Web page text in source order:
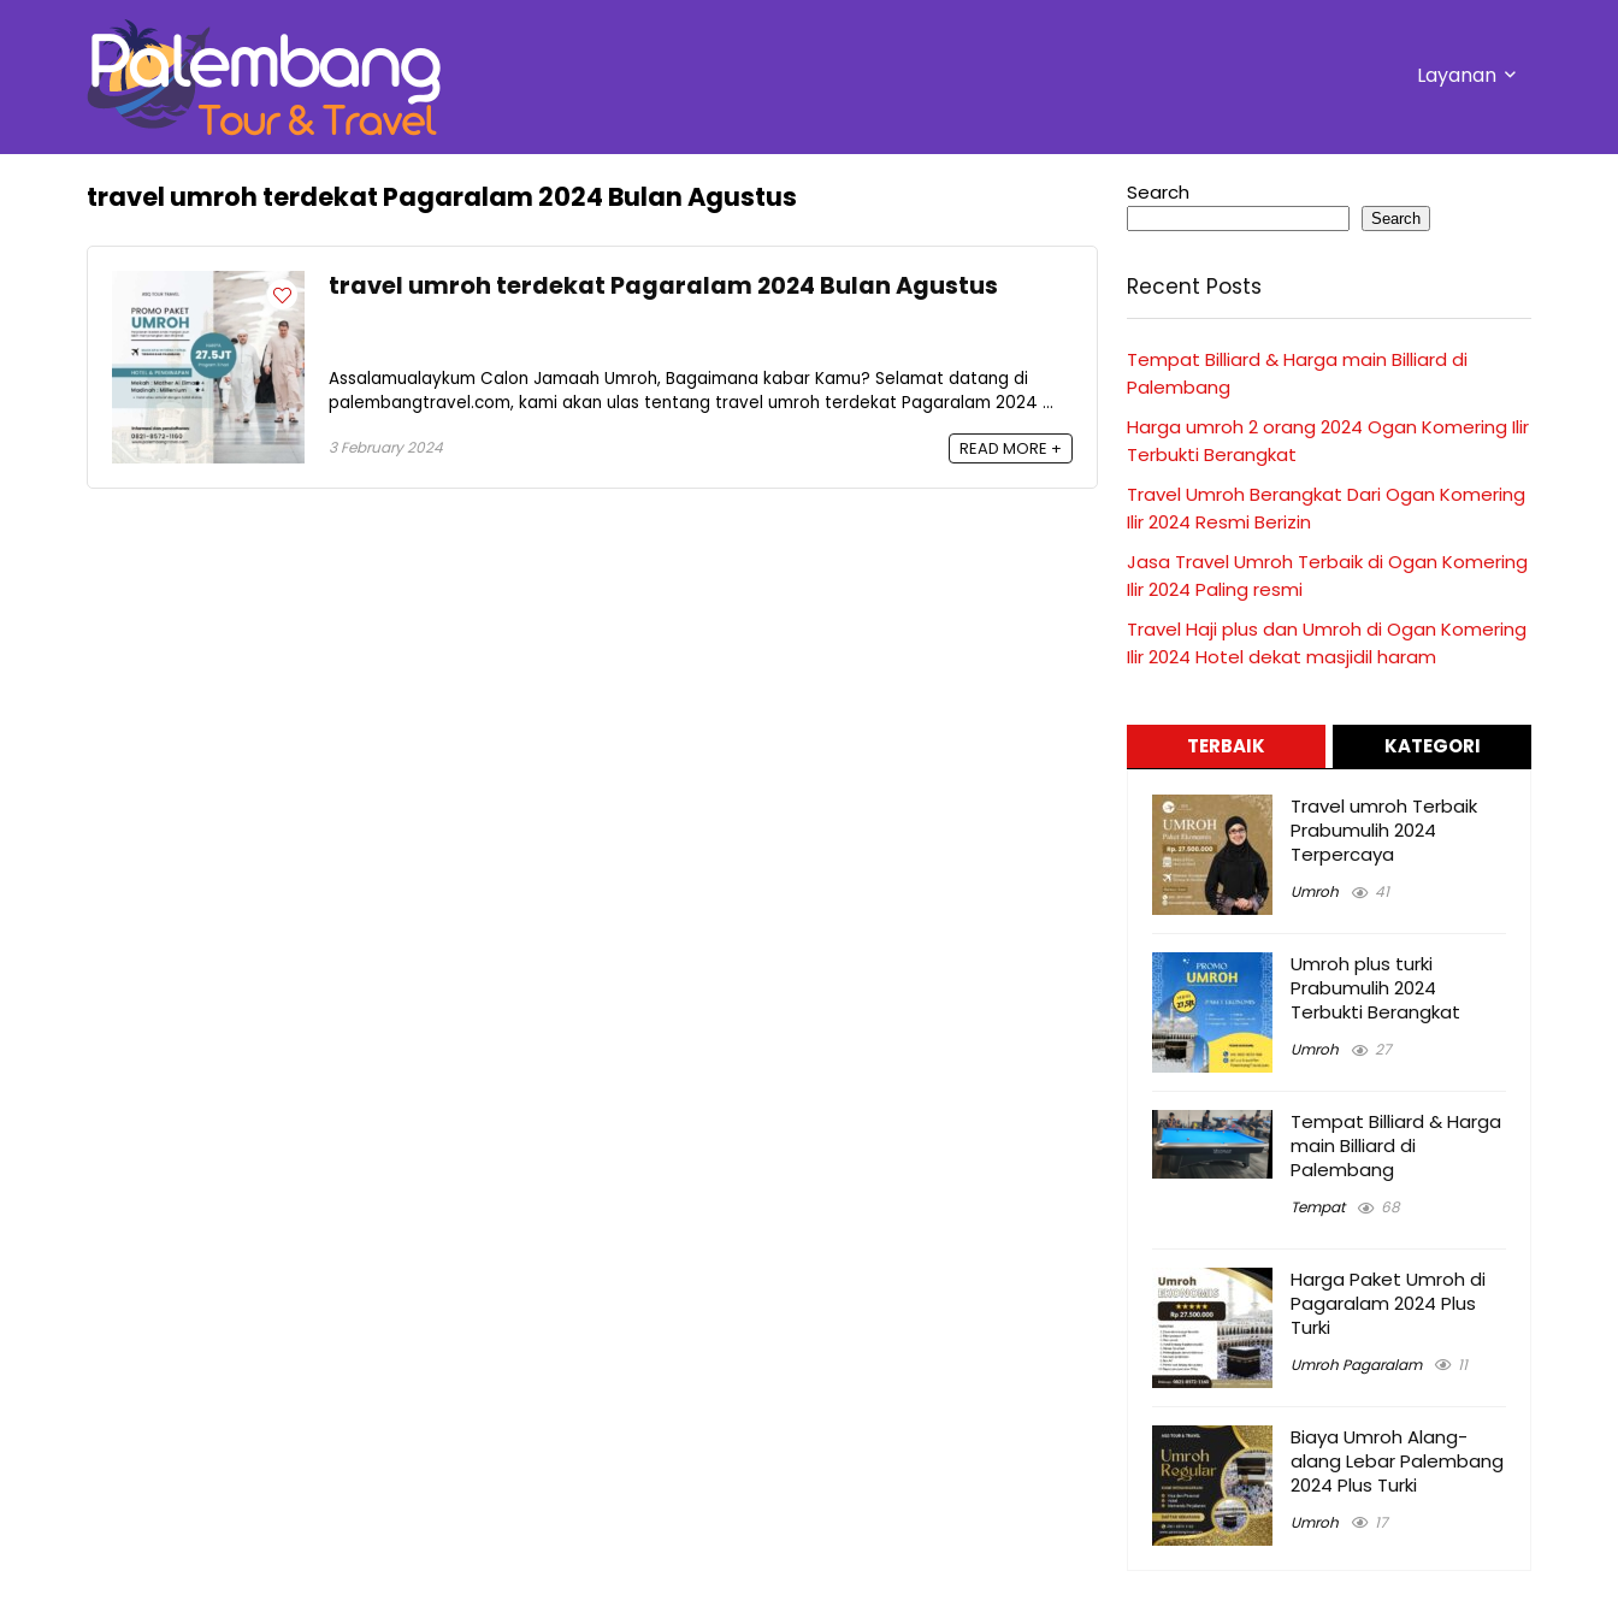
Layanan
travel umroh terdekat Pagaralam 2024 Bulan Agustus
travel umroh terdekat Pagaralam 2024 Bulan Agustus
Assalamualaykum Calon Jamaah Umroh, Bagaimana kabar Kamu? Selamat datang di
palembangtravel.com, kami akan ulas tentang travel umroh terdekat Pagaralam 2024 ...
3 February 2024 READ MORE +
Search
Search
Recent Posts
Tempat Billiard & Harga main Billiard di
Palembang
Harga umroh 2 orang 2024 Ogan Komering Ilir
Terbukti Berangkat
Travel Umroh Berangkat Dari Ogan Komering
Ilir 2024 Resmi Berizin
Jasa Travel Umroh Terbaik di Ogan Komering
Ilir 2024 Paling resmi
Travel Haji plus dan Umroh di Ogan Komering
Ilir 2024 Hotel dekat masjidil haram
TERBAIK KATEGORI
Travel umroh Terbaik
Prabumulih 2024
Terpercaya
Umroh 41
Umroh plus turki
Prabumulih 2024
Terbukti Berangkat
Umroh 27
Tempat Billiard & Harga
main Billiard di
Palembang
Tempat 68
Harga Paket Umroh di
Pagaralam 2024 Plus
Turki
Umroh Pagaralam 11
Biaya Umroh Alang-
alang Lebar Palembang
2024 Plus Turki
Umroh 17